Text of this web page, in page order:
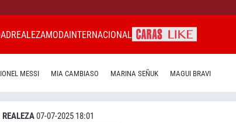
REALEZAMODAINTERNACIONAL
MESSI MIA CAMBIASO MARINA SEÑUK MAGUI BRAVI
REALEZA07-07-2025 18:01